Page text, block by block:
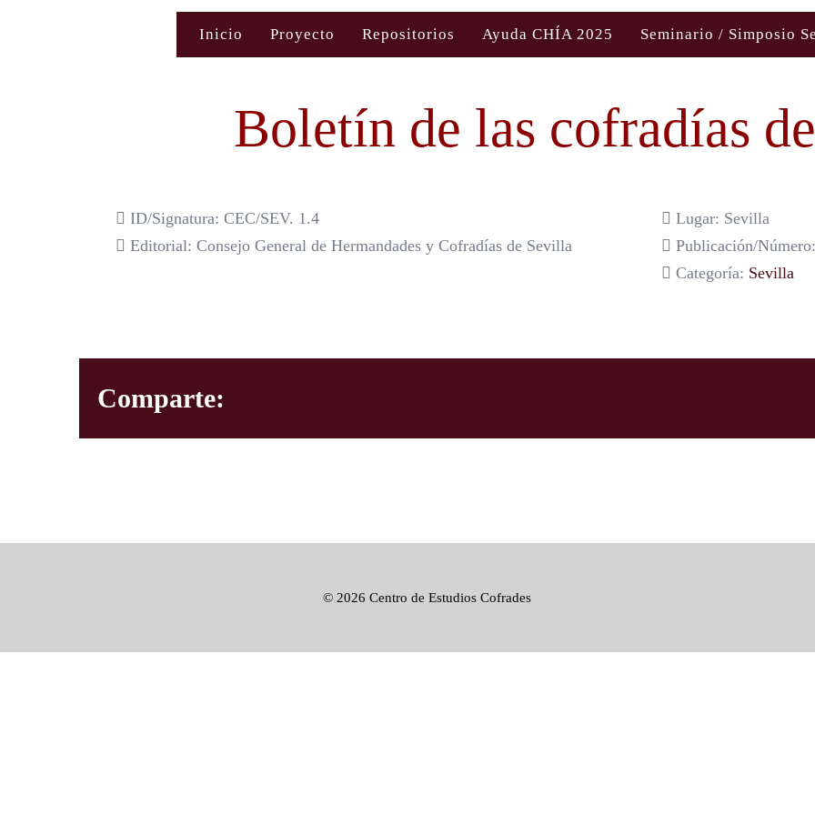
Inicio Proyecto Repositorios Ayuda CHÍA 2025 Seminario / Simposio
Boletín de las cofradías
ID/Signatura: CEC/SEV. 1.4
Editorial: Consejo General de Hermandades y Cofradías de Sevilla
Lugar: Sevilla
Publicación/
Categoría: Sevilla
Comparte:
© 2026 Centro de Estudios Cofrades